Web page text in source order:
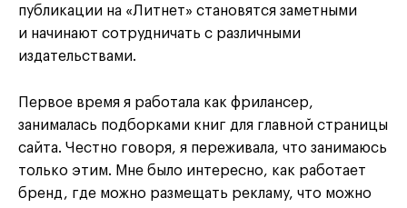
публикации на «Литнет» становятся заметными
и начинают сотрудничать с различными
издательствами.
Первое время я работала как фрилансер,
занималась подборками книг для главной страницы
сайта. Честно говоря, я переживала, что занимаюсь
только этим. Мне было интересно, как работает
бренд, где можно размещать рекламу, что можно